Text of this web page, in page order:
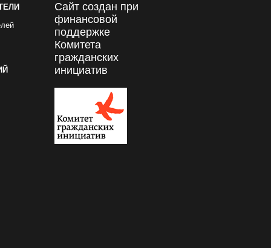
Сайт создан при
финансовой
поддержке
Комитета
гражданских
инициатив